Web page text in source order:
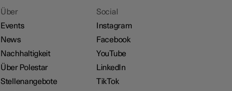
Über
Events
News
Nachhaltigkeit
Über Polestar
Stellenangebote
Social
Instagram
Facebook
YouTube
LinkedIn
TikTok